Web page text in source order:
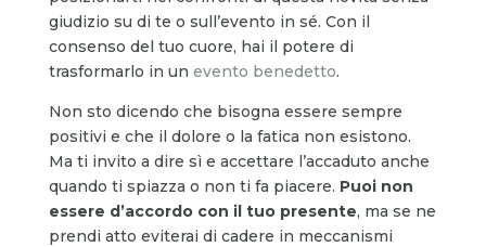
giudizio su di te o sull’evento in sé. Con il
consenso del tuo cuore, hai il potere di
trasformarlo in un evento benedetto.
Non sto dicendo che bisogna essere sempre
positivi e che il dolore o la fatica non esistono.
Ma ti invito a dire sì e accettare l’accaduto anche
quando ti spiazza o non ti fa piacere. Puoi non
essere d’accordo con il tuo presente, ma se ne
prendi atto eviterai di cadere in meccanismi